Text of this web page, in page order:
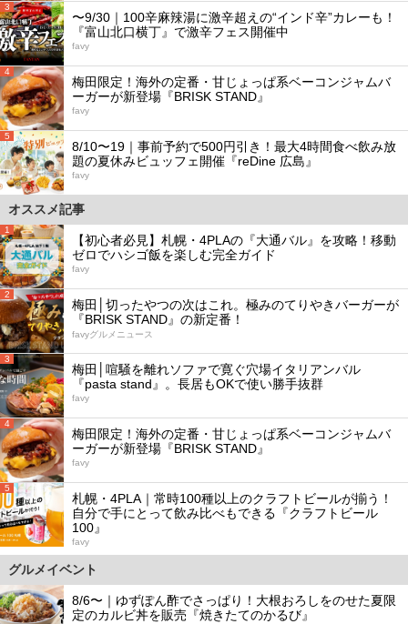
3
〜9/30｜100辛麻辣湯に激辛超えの“インド辛”カレーも！
『富山北口横丁』で激辛フェス開催中
favy
4
梅田限定！海外の定番・甘じょっぱ系ベーコンジャムバ
ーガーが新登場『BRISK STAND』
favy
5
8/10〜19｜事前予約で500円引き！最大4時間食べ飲み放
題の夏休みビュッフェ開催『reDine 広島』
favy
オススメ記事
1
【初心者必見】札幌・4PLAの『大通バル』を攻略！移動
ゼロでハシゴ飯を楽しむ完全ガイド
favy
2
梅田│切ったやつの次はこれ。極みのてりやきバーガーが
『BRISK STAND』の新定番！
favyグルメニュース
3
梅田│喧騒を離れソファで寛ぐ穴場イタリアンバル
『pasta stand』。長居もOKで使い勝手抜群
favy
4
梅田限定！海外の定番・甘じょっぱ系ベーコンジャムバ
ーガーが新登場『BRISK STAND』
favy
5
札幌・4PLA｜常時100種以上のクラフトビールが揃う！
自分で手にとって飲み比べもできる『クラフトビール
100』
favy
グルメイベント
8/6〜｜ゆずぽん酢でさっぱり！大根おろしをのせた夏限
定のカルビ丼を販売『焼きたてのかるび』